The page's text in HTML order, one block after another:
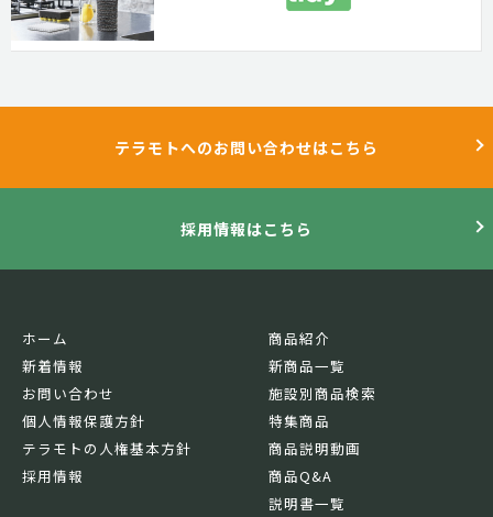
テラモトへのお問い合わせはこちら
採用情報はこちら
ホーム
新着情報
お問い合わせ
個人情報保護方針
テラモトの人権基本方針
採用情報
商品紹介
新商品一覧
施設別商品検索
特集商品
商品説明動画
商品Q&A
説明書一覧